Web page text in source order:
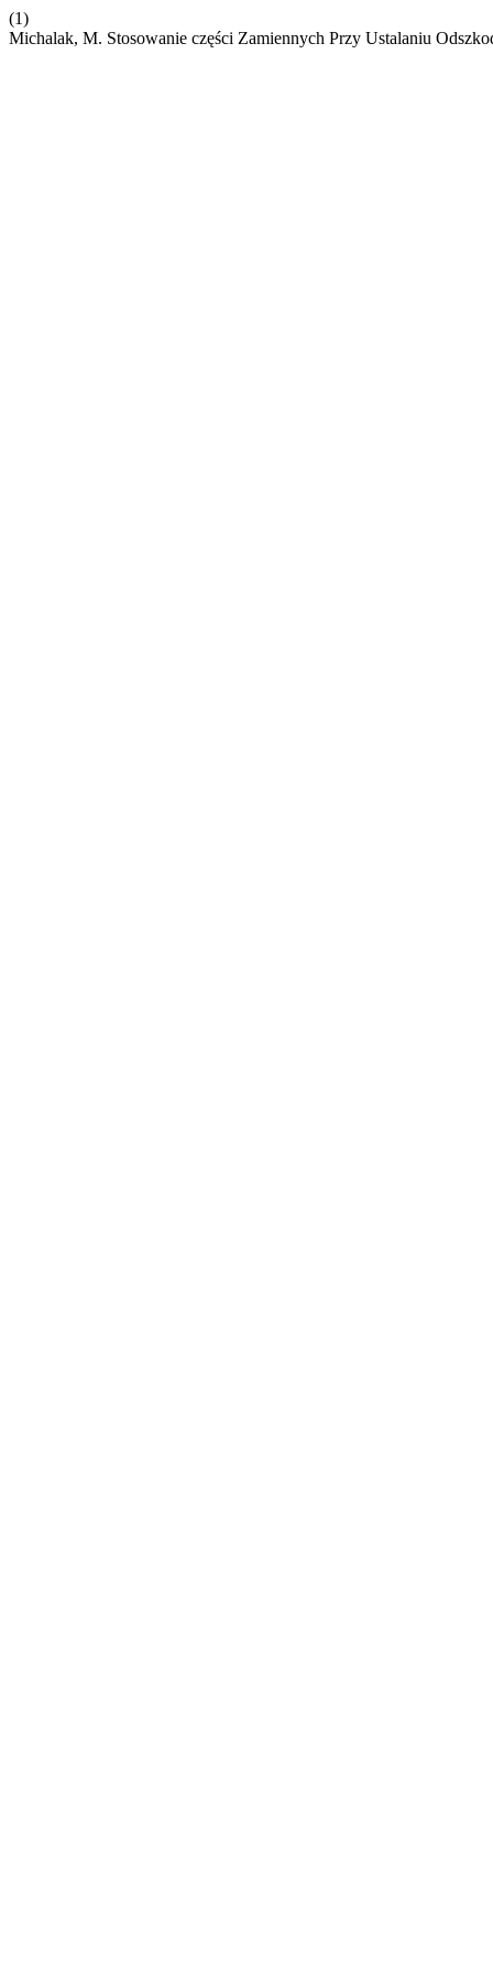
(1)
Michalak, M. Stosowanie części Zamiennych Przy Ustalaniu